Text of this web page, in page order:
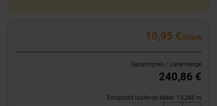
10,95 €/Stück
Gesamtpreis / Liefermenge
240,86 €
Entspricht laufende Meter: 13,288 m